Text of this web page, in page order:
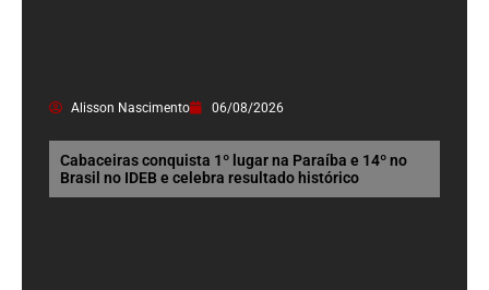
Alisson Nascimento 06/08/2026
Cabaceiras conquista 1º lugar na Paraíba e 14º no
Brasil no IDEB e celebra resultado histórico